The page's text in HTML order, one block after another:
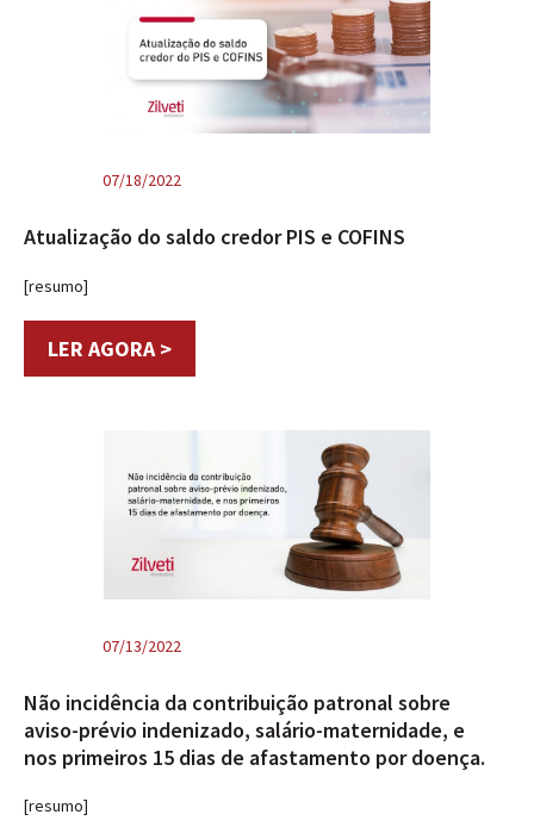
07/18/2022
Atualização do saldo credor PIS e COFINS
[resumo]
LER AGORA >
07/13/2022
Não incidência da contribuição patronal sobre
aviso-prévio indenizado, salário-maternidade, e
nos primeiros 15 dias de afastamento por doença.
[resumo]